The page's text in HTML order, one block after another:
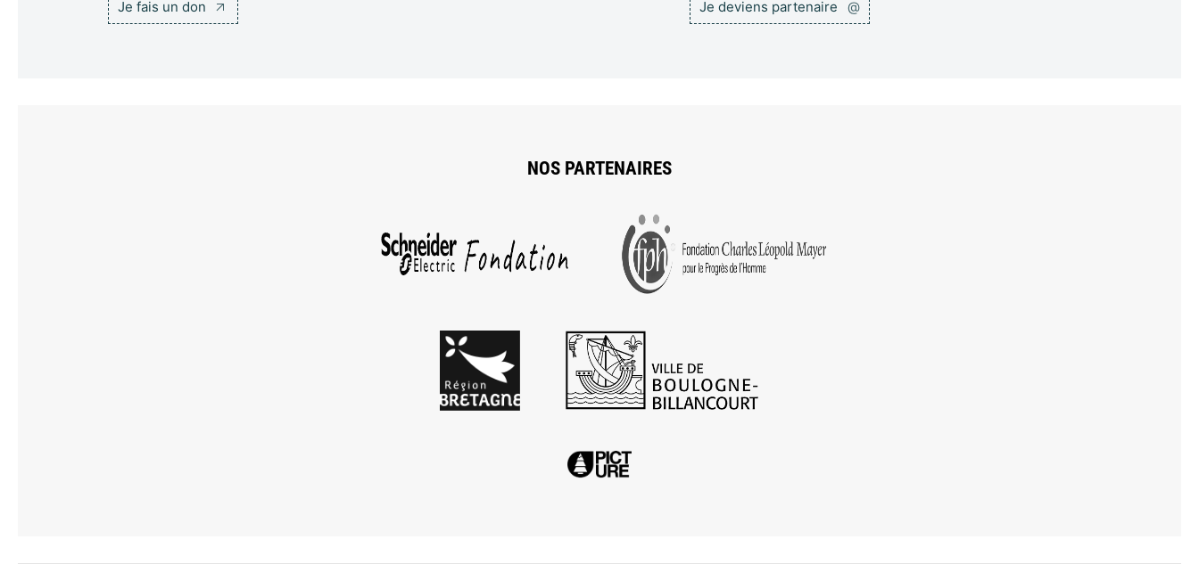
Je fais un don Je deviens partenaire @
NOS PARTENAIRES